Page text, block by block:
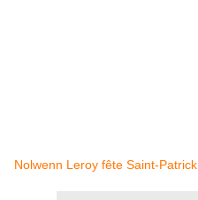
Nolwenn Leroy fête Saint-Patrick